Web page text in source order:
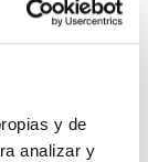
y de
analizar y